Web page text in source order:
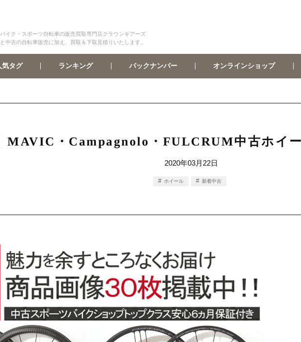
イク・スポーツ自転車の販売買取専門店クラウンギアーズ
中古の自転車販売に加え、買取＆下取見積りいたします。
気タグ ランキング バックナンバー オンラインショップ
MAVIC・Campagnolo・FULCRUM中古ホイ
2020年03月22日
ホイール 新着中古